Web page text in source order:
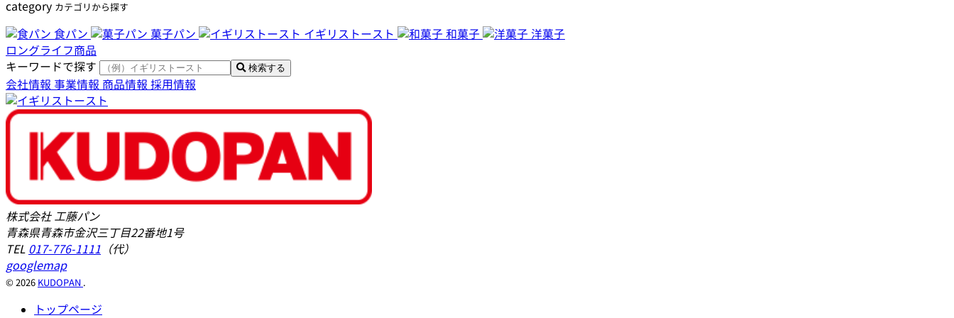
category カテゴリから探す
食パン 菓子パン イギリストースト 和菓子
洋菓子
ロングライフ商品
キーワードで探す
検索する
会社情報 事業情報 商品情報 採用情報
株式会社 工藤パン
青森県青森市金沢三丁目22番地1号
TEL 017-776-1111 （代）
googlemap
© 2026 KUDOPAN .
トップページ